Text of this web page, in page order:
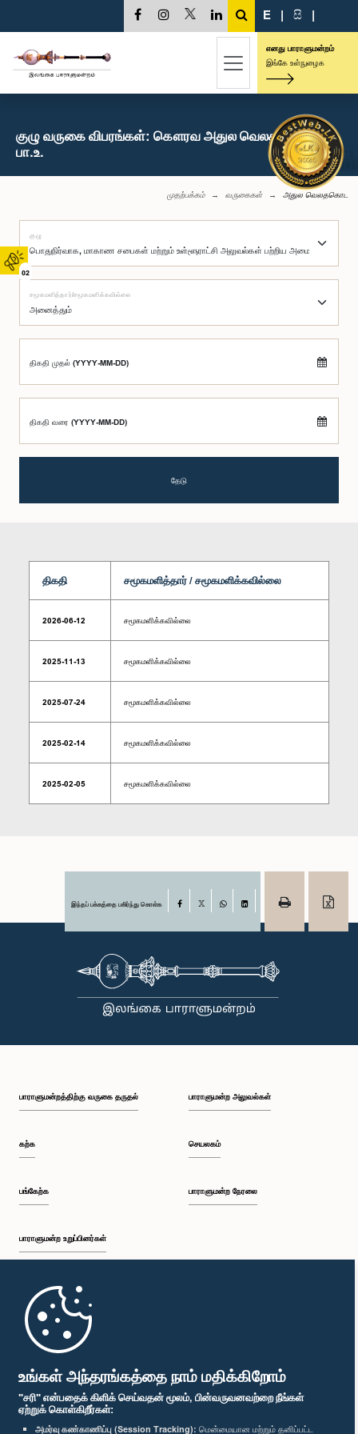
உங்கள் அந்தரங்கத்தை நாம் மதிக்கிறோம்
"சரி" என்பதைக் கிளிக் செய்வதன் மூலம், பின்வருவனவற்றை நீங்கள்
ஏற்றுக் கொள்கிறீர்கள்:
அமர்வு கண்காணிப்பு (Session Tracking): மென்மையான மற்றும் தனிப்பட்ட
02
E | සි |
எனது பாராளுமன்றம்
இங்கே உள்நுழைக
குழு வருகை விபரங்கள்: கௌரவ அதுல வெலதகொட,
பா.உ.
முதற்பக்கம் வருகைகள் அதுல வெலதகொட
குழு
சமூகமளித்தார்/சமூகமளிக்கவில்லை
திகதி முதல் (YYYY-MM-DD)
திகதி வரை (YYYY-MM-DD)
தேடு
திகதி சமூகமளித்தார் / சமூகமளிக்கவில்லை
2026-06-12 சமூகமளிக்கவில்லை
2025-11-13 சமூகமளிக்கவில்லை
2025-07-24 சமூகமளிக்கவில்லை
2025-02-14 சமூகமளிக்கவில்லை
2025-02-05 சமூகமளிக்கவில்லை
இந்தப் பக்கத்தை பகிர்ந்து கொள்க Facebook
பாராளுமன்றத்திற்கு வருகை தருதல்
கற்க
பங்கேற்க
பாராளுமன்ற உறுப்பினர்கள்
முதற்பக்கம்
பாராளுமன்ற அலுவல்கள்
செயலகம்
பாராளுமன்ற நேரலை
பாராளுமன்ற கையடக்க செயலி